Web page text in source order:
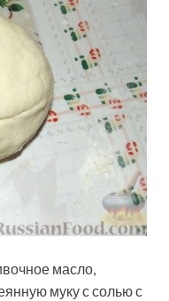
масло,
муку с солью с